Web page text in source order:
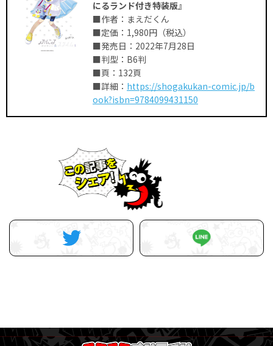
にるランド付き特装版』
■作者：まえだくん
■定価：1,980円（税込）
■発売日：2022年7月28日
■判型：B6判
■頁：132頁
■詳細： https://shogakukan-comic.jp/b
ook?isbn=9784099431150